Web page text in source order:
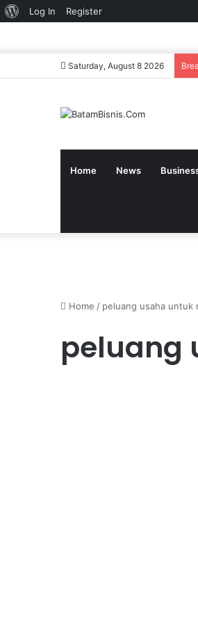
About
Log In Register
Saturday, August 8 2026
Home News
Home / peluang usaha untuk
peluang